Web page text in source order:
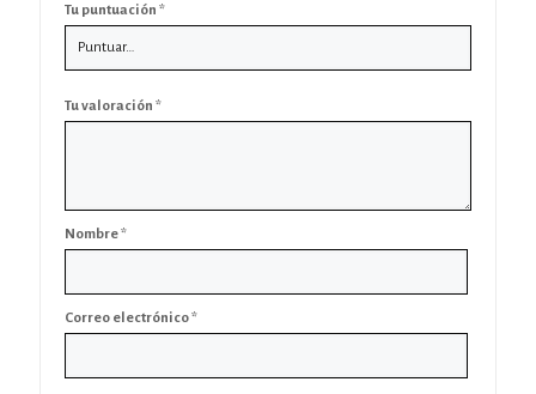
Tu puntuación *
Tu valoración *
Nombre*
Correo electrónico*